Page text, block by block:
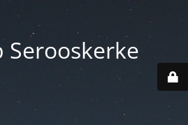
Serooskerke